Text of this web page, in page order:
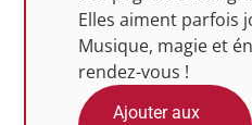
Elles aiment parfois
Musique, magie et
rendez-vous !
Ajouter aux